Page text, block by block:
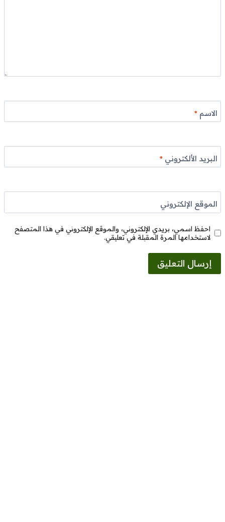
الاسم*
البريد الألكتروني*
الموقع الإلكتروني
احفظ اسمي، بريدي الإلكتروني، والموقع الإلكتروني في هذا المتصفح
لاستخدامها المرة المقبلة في تعليقي.